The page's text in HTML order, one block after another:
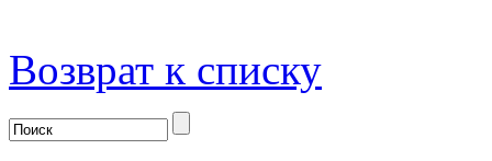
Возврат к списку